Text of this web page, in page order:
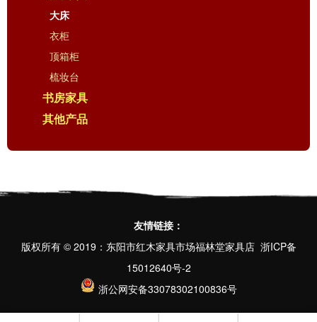
大床
衣柜
顶箱柜
梳妆台
书房家具
其他产品
友情链接：
版权所有 © 2019：东阳市红木家具市场福林堂家具店 浙ICP备
15012640号-2
浙公网安备33078302100836号